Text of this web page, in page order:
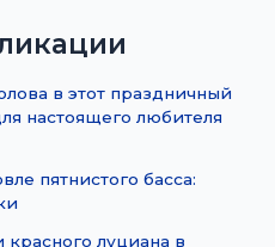
в этот праздничный
настоящего любителя
пятнистого басса:
луциана в